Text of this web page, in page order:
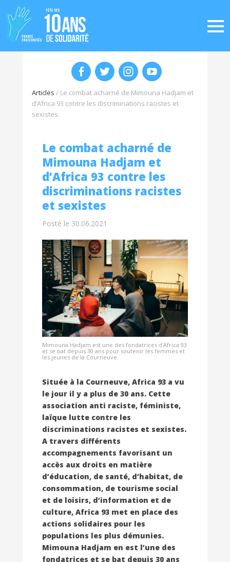
Articles / Le combat acharné de Mimouna Hadjam et
d’Africa 93 contre les discriminations racistes et
sexistes
Le combat acharné de
Mimouna Hadjam et
d’Africa 93 contre les
discriminations racistes
et sexistes
Posté le 30.06.2021
Mimouna Hadjam est une des fondatrices d'Africa 93
et se bat depuis 30 ans pour soutenir les femmes et
les jeunes de la Courneuve.
Située à la Courneuve, Africa 93 a vu
le jour il y a plus de 30 ans. Cette
association anti raciste, féministe,
laïque lutte contre les
discriminations racistes et sexistes.
A travers différents
accompagnements favorisant un
accès aux droits en matière
d’éducation, de santé, d’habitat, de
consommation, de tourisme social
et de loisirs, d’information et de
culture, Africa 93 met en place des
actions solidaires pour les
populations les plus démunies.
Mimouna Hadjam en est l’une des
fondatrices et se bat depuis 30 ans